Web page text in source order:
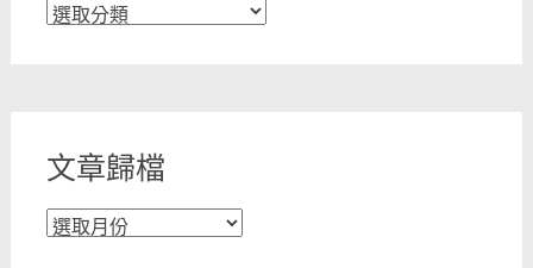
文
文章歸檔
文